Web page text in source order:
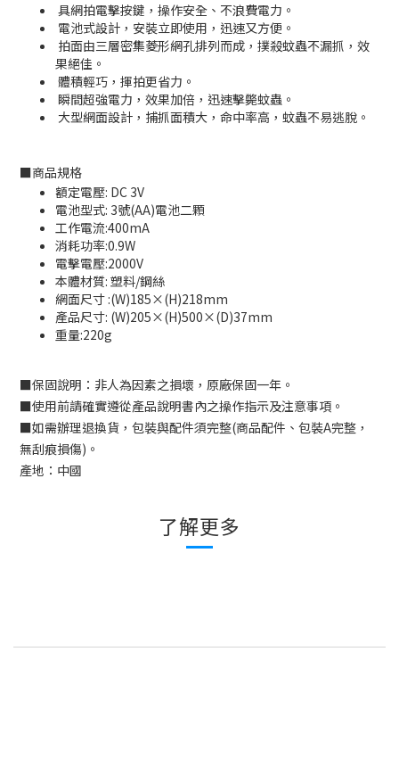
具網拍電擊按鍵，操作安全、不浪費電力。
電池式設計，安裝立即使用，迅速又方便。
拍面由三層密集菱形網孔排列而成，撲殺蚊蟲不漏抓，效
果絕佳。
體積輕巧，揮拍更省力。
瞬間超強電力，效果加倍，迅速擊斃蚊蟲。
大型網面設計，捕抓面積大，命中率高，蚊蟲不易逃脫。
■商品規格
額定電壓: DC 3V
電池型式: 3號(AA)電池二顆
工作電流:400mA
消耗功率:0.9W
電擊電壓:2000V
本體材質: 塑料/鋼絲
網面尺寸 :(W)185×(H)218mm
產品尺寸: (W)205×(H)500×(D)37mm
重量:220g
■保固說明：非人為因素之損壞，原廠保固一年。
■使用前請確實遵從產品說明書內之操作指示及注意事項。
■如需辦理退換貨，包裝與配件須完整(商品配件、包裝A完整，
無刮痕損傷) 。
產地：中國
了解更多